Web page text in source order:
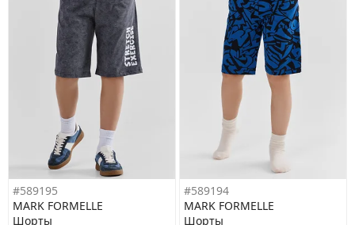
#589195
MARK FORMELLE
Шорты
#589194
MARK FORMELLE
Шорты